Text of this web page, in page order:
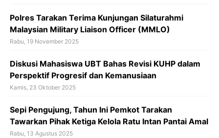
Polres Tarakan Terima Kunjungan Silaturahmi
Malaysian Military Liaison Officer (MMLO)
Rabu, 19 November 2025
Diskusi Mahasiswa UBT Bahas Revisi KUHP dalam
Perspektif Progresif dan Kemanusiaan
Kamis, 23 Oktober 2025
Sepi Pengujung, Tahun Ini Pemkot Tarakan
Tawarkan Pihak Ketiga Kelola Ratu Intan Pantai Amal
Rabu, 13 Agustus 2025